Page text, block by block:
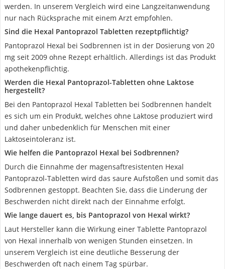
werden. In unserem Vergleich wird eine Langzeitanwendung
nur nach Rücksprache mit einem Arzt empfohlen.
Sind die Hexal Pantoprazol Tabletten rezeptpflichtig?
Pantoprazol Hexal bei Sodbrennen ist in der Dosierung von 20
mg seit 2009 ohne Rezept erhältlich. Allerdings ist das Produkt
apothekenpflichtig.
Werden die Hexal Pantoprazol-Tabletten ohne Laktose
hergestellt?
Bei den Pantoprazol Hexal Tabletten bei Sodbrennen handelt
es sich um ein Produkt, welches ohne Laktose produziert wird
und daher unbedenklich für Menschen mit einer
Laktoseintoleranz ist.
Wie helfen die Pantoprazol Hexal bei Sodbrennen?
Durch die Einnahme der magensaftresistenten Hexal
Pantoprazol-Tabletten wird das saure Aufstoßen und somit das
Sodbrennen gestoppt. Beachten Sie, dass die Linderung der
Beschwerden nicht direkt nach der Einnahme erfolgt.
Wie lange dauert es, bis Pantoprazol von Hexal wirkt?
Laut Hersteller kann die Wirkung einer Tablette Pantoprazol
von Hexal innerhalb von wenigen Stunden einsetzen. In
unserem Vergleich ist eine deutliche Besserung der
Beschwerden oft nach einem Tag spürbar.